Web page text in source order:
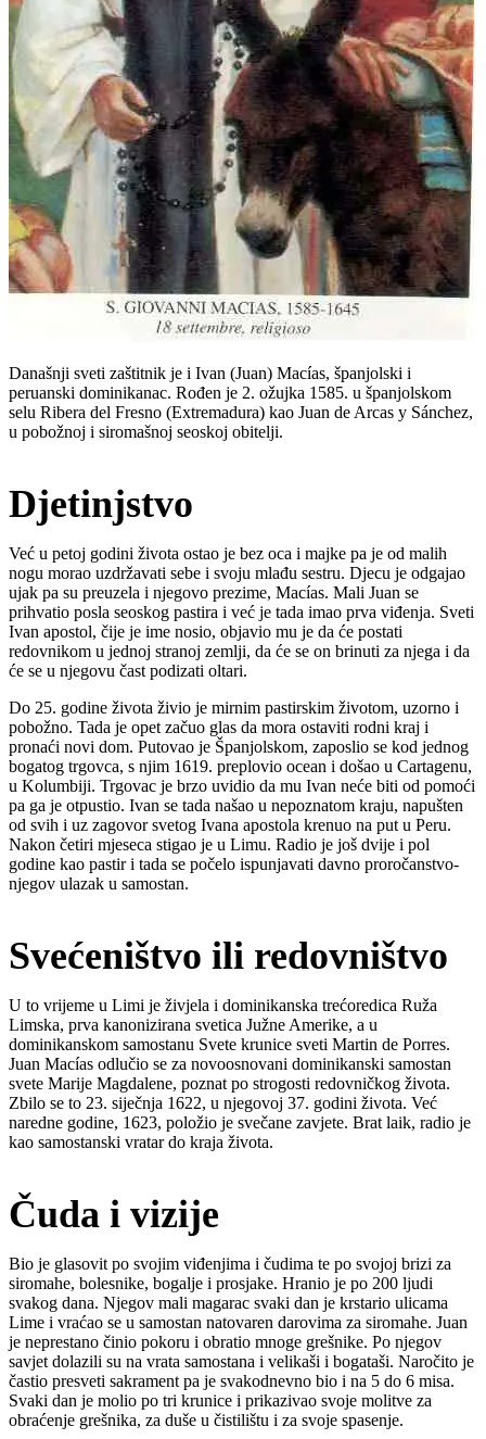
Današnji sveti zaštitnik je i Ivan (Juan) Macías, španjolski i
peruanski dominikanac. Rođen je 2. ožujka 1585. u španjolskom
selu Ribera del Fresno (Extremadura) kao Juan de Arcas y Sánchez,
u pobožnoj i siromašnoj seoskoj obitelji.
Djetinjstvo
Već u petoj godini života ostao je bez oca i majke pa je od malih
nogu morao uzdržavati sebe i svoju mlađu sestru. Djecu je odgajao
ujak pa su preuzela i njegovo prezime, Macías. Mali Juan se
prihvatio posla seoskog pastira i već je tada imao prva viđenja. Sveti
Ivan apostol, čije je ime nosio, objavio mu je da će postati
redovnikom u jednoj stranoj zemlji, da će se on brinuti za njega i da
će se u njegovu čast podizati oltari.
Do 25. godine života živio je mirnim pastirskim životom, uzorno i
pobožno. Tada je opet začuo glas da mora ostaviti rodni kraj i
pronaći novi dom. Putovao je Španjolskom, zaposlio se kod jednog
bogatog trgovca, s njim 1619. preplovio ocean i došao u Cartagenu,
u Kolumbiji. Trgovac je brzo uvidio da mu Ivan neće biti od pomoći
pa ga je otpustio. Ivan se tada našao u nepoznatom kraju, napušten
od svih i uz zagovor svetog Ivana apostola krenuo na put u Peru.
Nakon četiri mjeseca stigao je u Limu. Radio je još dvije i pol
godine kao pastir i tada se počelo ispunjavati davno proročanstvo-
njegov ulazak u samostan.
Svećeništvo ili redovništvo
U to vrijeme u Limi je živjela i dominikanska trećoredica Ruža
Limska, prva kanonizirana svetica Južne Amerike, a u
dominikanskom samostanu Svete krunice sveti Martin de Porres.
Juan Macías odlučio se za novoosnovani dominikanski samostan
svete Marije Magdalene, poznat po strogosti redovničkog života.
Zbilo se to 23. siječnja 1622, u njegovoj 37. godini života. Već
naredne godine, 1623, položio je svečane zavjete. Brat laik, radio je
kao samostanski vratar do kraja života.
Čuda i vizije
Bio je glasovit po svojim viđenjima i čudima te po svojoj brizi za
siromahe, bolesnike, bogalje i prosjake. Hranio je po 200 ljudi
svakog dana. Njegov mali magarac svaki dan je krstario ulicama
Lime i vraćao se u samostan natovaren darovima za siromahe. Juan
je neprestano činio pokoru i obratio mnoge grešnike. Po njegov
savjet dolazili su na vrata samostana i velikaši i bogataši. Naročito je
častio presveti sakrament pa je svakodnevno bio i na 5 do 6 misa.
Svaki dan je molio po tri krunice i prikazivao svoje molitve za
obraćenje grešnika, za duše u čistilištu i za svoje spasenje.